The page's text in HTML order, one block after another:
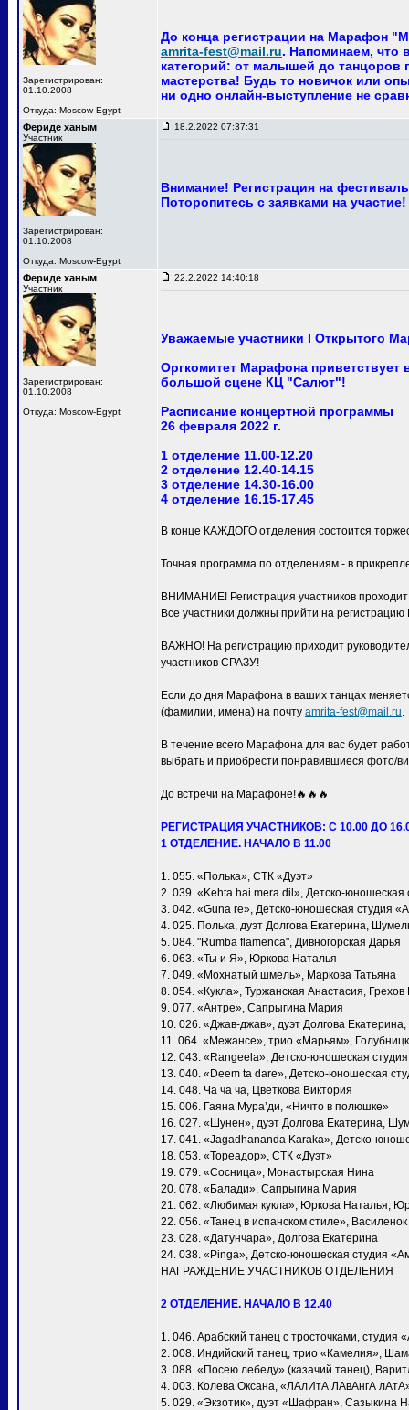
Зарегистрирован:
01.10.2008
Откуда: Moscow-Egypt
До конца регистрации на Марафон
amrita-fest@mail.ru. Напоминаем, что
категорий: от малышей до танцоров
мастерства! Будь то новичок или
ни одно онлайн-выступление не
Фериде ханым
Участник
Зарегистрирован:
01.10.2008
Откуда: Moscow-Egypt
18.2.2022 07:37:31
Внимание! Регистрация на
Поторопитесь с заявками на участие!
Фериде ханым
Участник
Зарегистрирован:
01.10.2008
Откуда: Moscow-Egypt
22.2.2022 14:40:18
Уважаемые участники I Открытого
Оргкомитет Марафона приветствует
большой сцене КЦ "Салют"!
Расписание концертной программы
26 февраля 2022 г.
1 отделение 11.00-12.20
2 отделение 12.40-14.15
3 отделение 14.30-16.00
4 отделение 16.15-17.45
В конце КАЖДОГО отделения состоится
Точная программа по отделениям - в
ВНИМАНИЕ! Регистрация участников
Все участники должны прийти на
ВАЖНО! На регистрацию приходит
участников СРАЗУ!
Если до дня Марафона в ваших танцах
(фамилии, имена) на почту amrita-fest@mail.ru.
В течение всего Марафона для вас будет
выбрать и приобрести понравившиеся фото/
До встречи на Марафоне!🔥🔥🔥
РЕГИСТРАЦИЯ УЧАСТНИКОВ: С 10.00 ДО
1 ОТДЕЛЕНИЕ. НАЧАЛО В 11.00
1. 055. «Полька», СТК «Дуэт»
2. 039. «Kehta hai mera dil», Детско-юношеская
3. 042. «Guna re», Детско-юношеская студия
4. 025. Полька, дуэт Долгова Екатерина,
5. 084. "Rumba flamenca", Дивногорская Дарья
6. 063. «Ты и Я», Юркова Наталья
7. 049. «Мохнатый шмель», Маркова Татьяна
8. 054. «Кукла», Туржанская Анастасия, Грехов
9. 077. «Антре», Сапрыгина Мария
10. 026. «Джав-джав», дуэт Долгова
11. 064. «Межансе», трио «Марьям»,
12. 043. «Rangeela», Детско-юношеская
13. 040. «Deem ta dare», Детско-юношеская
14. 048. Ча ча ча, Цветкова Виктория
15. 006. Гаяна Мура’ди, «Ничто в полюшке»
16. 027. «Шунен», дуэт Долгова Екатерина,
17. 041. «Jagadhananda Karaka», Детско-
18. 053. «Тореадор», СТК «Дуэт»
19. 079. «Сосница», Монастырская Нина
20. 078. «Балади», Сапрыгина Мария
21. 062. «Любимая кукла», Юркова Наталья,
22. 056. «Танец в испанском стиле»,
23. 028. «Датунчара», Долгова Екатерина
24. 038. «Pinga», Детско-юношеская студия
НАГРАЖДЕНИЕ УЧАСТНИКОВ ОТДЕЛЕНИЯ
2 ОТДЕЛЕНИЕ. НАЧАЛО В 12.40
1. 046. Арабский танец с тросточками, студия
2. 008. Индийский танец, трио «Камелия»,
3. 088. «Посею лебеду» (казачий танец),
4. 003. Колева Оксана, «ЛАлИтА ЛАвАнгА
5. 029. «Экзотик», дуэт «Шафран», Сазыкина